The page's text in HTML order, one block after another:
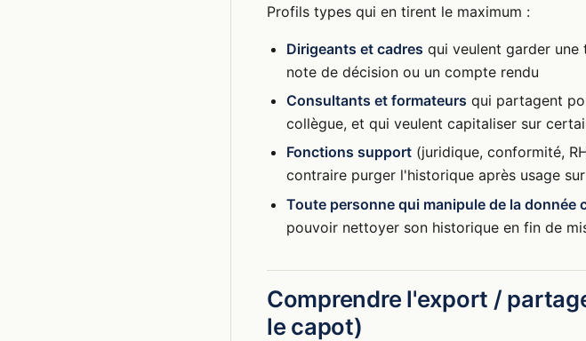
Profils types qui en tirent le maximum :
Dirigeants et cadres qui veulent garder une
note de décision ou un compte rendu
Consultants et formateurs qui partagent
collègue, et qui veulent capitaliser sur
Fonctions support (juridique, conformité,
contraire purger l'historique après usage
Toute personne qui manipule de la donnée
pouvoir nettoyer son historique en fin de
Comprendre l'export /
le capot)